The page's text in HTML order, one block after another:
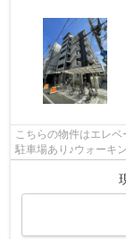
こちらの物件はエレ
駐車場あり♪ウォーキ
坦な場所にあるマンシ